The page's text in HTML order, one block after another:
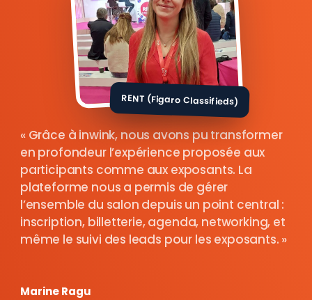
RENT (Figaro Classifieds)
Grâce à inwink, nous avons pu transformer
en profondeur l’expérience proposée aux
participants comme aux exposants. La
plateforme nous a permis de gérer
l’ensemble du salon depuis un point central :
inscription, billetterie, agenda, networking, et
même le suivi des leads pour les exposants.
Marine Ragu